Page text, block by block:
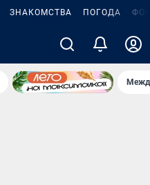
ЗНАКОМСТВА ПОГОДА